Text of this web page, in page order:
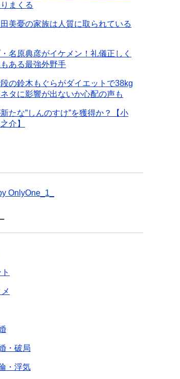
まくる
美憂の家族は人質に取られている
名原典彦がイケメン！礼儀正しく
ある最強外野手
の鈴木もぐらがダイエットで38kg
タに影響が出ないか心配の声も
たな”しんのすけ”を獲得か？【小
介】
OnlyOne_1_
・破局
・浮気